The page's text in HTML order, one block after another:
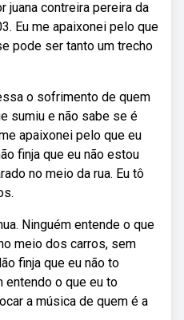
juana contreira pereira da
Eu me apaixonei pelo que
pode ser tanto um trecho
o sofrimento de quem
sumiu e não sabe se é
apaixonei pelo que eu
finja que eu não estou
no meio da rua. Eu tô
Ninguém entende o que
meio dos carros, sem
finja que eu não to
entendo o que eu to
a música de quem é a